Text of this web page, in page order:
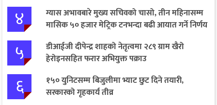
४
ग्यास अभावबारे मुख्य सचिवको चासो, तीन महिनासम्म
मासिक ५० हजार मेट्रिक टनभन्दा बढी आयात गर्ने निर्णय
५
डीआईजी दीपेन्द्र शाहको नेतृत्वमा २८९ ग्राम खैरो
हेरोइनसहित फरार अभियुक्त पक्राउ
६
१५० युनिटसम्म बिजुलीमा भ्याट छुट दिने तयारी,
सरकारको गृहकार्य तीव्र